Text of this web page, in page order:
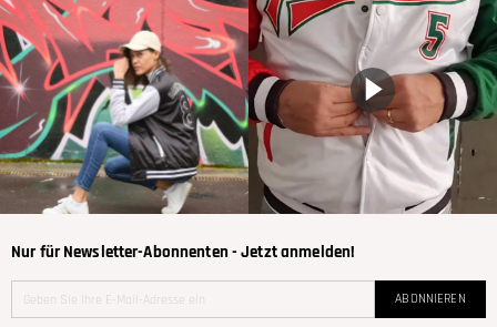
Nur für Newsletter-Abonnenten - Jetzt anmelden!
ABONNIEREN